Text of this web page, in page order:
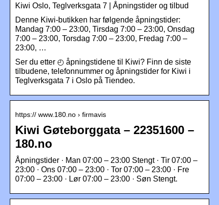
Kiwi Oslo, Teglverksgata 7 | Åpningstider og tilbud
Denne Kiwi-butikken har følgende åpningstider:
Mandag 7:00 – 23:00, Tirsdag 7:00 – 23:00, Onsdag
7:00 – 23:00, Torsdag 7:00 – 23:00, Fredag 7:00 –
23:00, …
Ser du etter ◴ åpningstidene til Kiwi? Finn de siste
tilbudene, telefonnummer og åpningstider for Kiwi i
Teglverksgata 7 i Oslo på Tiendeo.
https:// www.180.no › firmavis
Kiwi Gøteborggata – 22351600 –
180.no
Åpningstider · Man 07:00 – 23:00 Stengt · Tir 07:00 –
23:00 · Ons 07:00 – 23:00 · Tor 07:00 – 23:00 · Fre
07:00 – 23:00 · Lør 07:00 – 23:00 · Søn Stengt.